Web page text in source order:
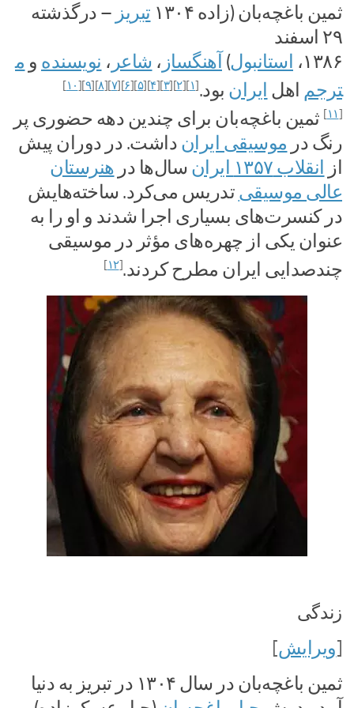
ثمین باغچه‌بان (زاده ۱۳۰۴ تبریز – درگذشته
۲۹ اسفند
۱۳۸۶، استانبول) آهنگساز ، شاعر ، نویسنده و م
ترجم اهل ایران بود.[۱]
[۲]
[۳]
[۴]
[۵]
[۶]
[۷]
[۸]
[۹]
[۱۰]
[۱۱] ثمین باغچه‌بان برای چندین دهه حضوری پر
رنگ در موسیقی ایران داشت. در دوران پیش
از انقلاب ۱۳۵۷ ایران سال‌ها در هنرستان
عالی موسیقی تدریس می‌کرد. ساخته‌هایش
در کنسرت‌های بسیاری اجرا شدند و او را به
عنوان یکی از چهره‌های مؤثر در موسیقی
چندصدایی ایران مطرح کردند.[۱۲]
زندگی
[ویرایش]
ثمین باغچه‌بان در سال ۱۳۰۴ در تبریز به دنیا